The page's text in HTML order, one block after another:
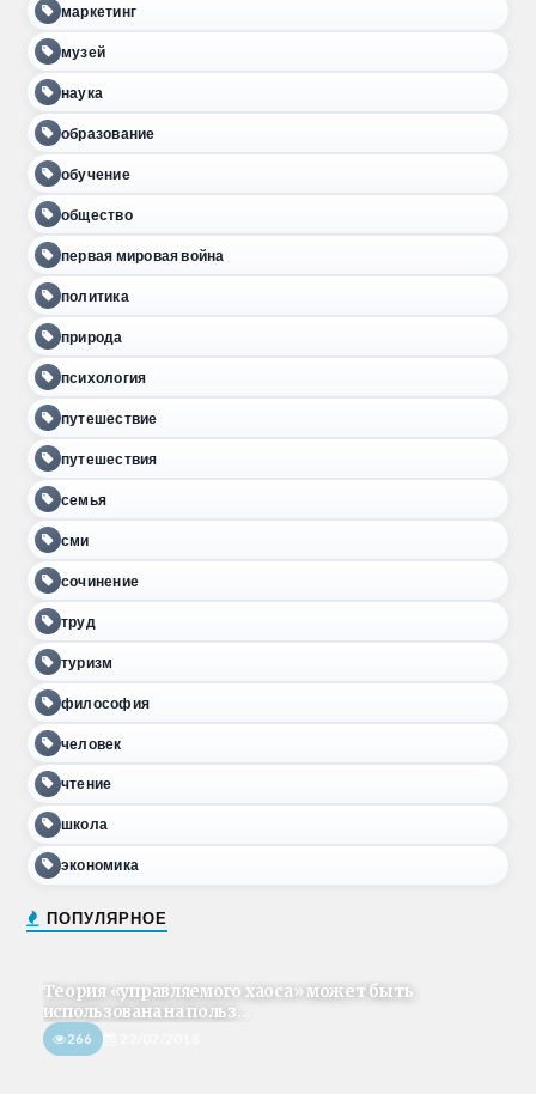
маркетинг
музей
наука
образование
обучение
общество
первая мировая война
политика
природа
психология
путешествие
путешествия
семья
сми
сочинение
труд
туризм
философия
человек
чтение
школа
экономика
ПОПУЛЯРНОЕ
Теория «управляемого хаоса» может быть
использована на польз...
266